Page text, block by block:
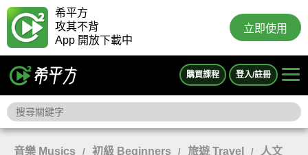
希平方
攻其不背
App 開放下載中
立即使用
購買課程 登入/註冊
音樂 Musics / 初級 Beginners / 旅遊 Travel /
人文